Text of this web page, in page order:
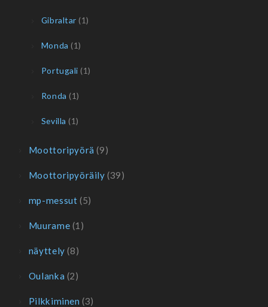
Gibraltar (1)
Monda (1)
Portugali (1)
Ronda (1)
Sevilla (1)
Moottoripyörä (9)
Moottoripyöräily (39)
mp-messut (5)
Muurame (1)
näyttely (8)
Oulanka (2)
Pilkkiminen (3)